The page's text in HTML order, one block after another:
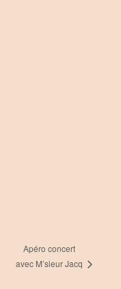
Apéro concert
avec M’sieur Jacq